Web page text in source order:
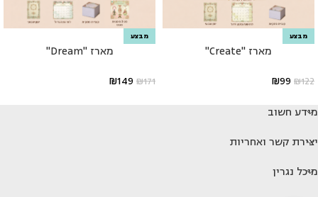
מבצע
מארז "Create"
₪122
₪99
מבצע
מארז "Dream"
₪171
₪149
מידע חשוב
יצירת קשר ואחריות
מיכל נגרין